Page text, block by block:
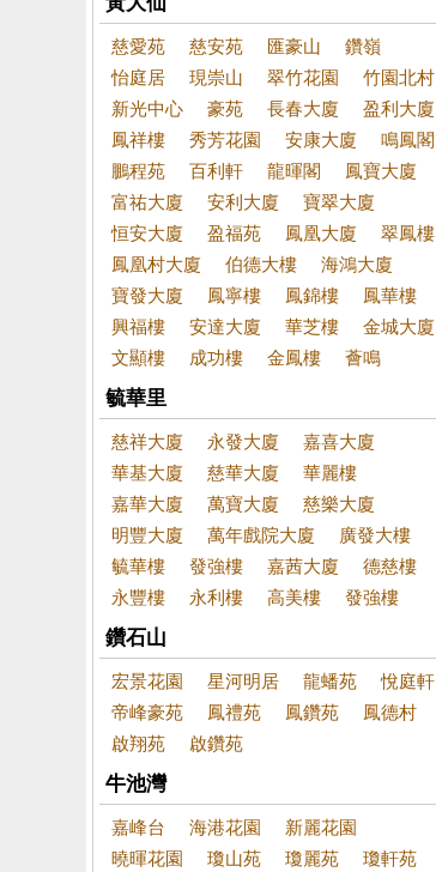
慈愛苑 慈安苑 匯豪山
鑽嶺
怡庭居
現崇山 翠竹花園
竹園北村
新光中心
豪苑 長春大廈
盈利大廈
鳳祥樓
秀芳花園 安康大廈
鳴鳳閣
鵬程苑
百利軒 龍暉閣
鳳寶大廈
富祐大廈
安利大廈
寶翠大廈
恒安大廈
盈福苑 鳳凰大廈
翠鳳樓
鳳凰村大廈
伯德大樓
海鴻大廈
寶發大廈
鳳寧樓 鳳錦樓
鳳華樓
興福樓
安達大廈 華芝樓
金城大廈
文顯樓
成功樓 金鳳樓 薈鳴
毓華里
慈祥大廈 永發大廈
嘉喜大廈
華基大廈
慈華大廈
華麗樓
嘉華大廈
萬寶大廈
慈樂大廈
明豐大廈
萬年戲院大廈
廣發大樓
毓華樓
發強樓 嘉茜大廈
德慈樓
永豐樓
永利樓 高美樓 發強樓
鑽石山
宏景花園 星河明居 龍蟠苑
悅庭軒
帝峰豪苑
鳳禮苑 鳳鑽苑
鳳德村
啟翔苑
啟鑽苑
牛池灣
嘉峰台 海港花園
新麗花園
曉暉花園
瓊山苑 瓊麗苑
瓊軒苑